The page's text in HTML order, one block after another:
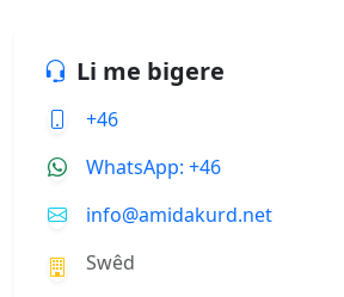
Li me bigere
+46
WhatsApp: +46
info@amidakurd.net
Swêd